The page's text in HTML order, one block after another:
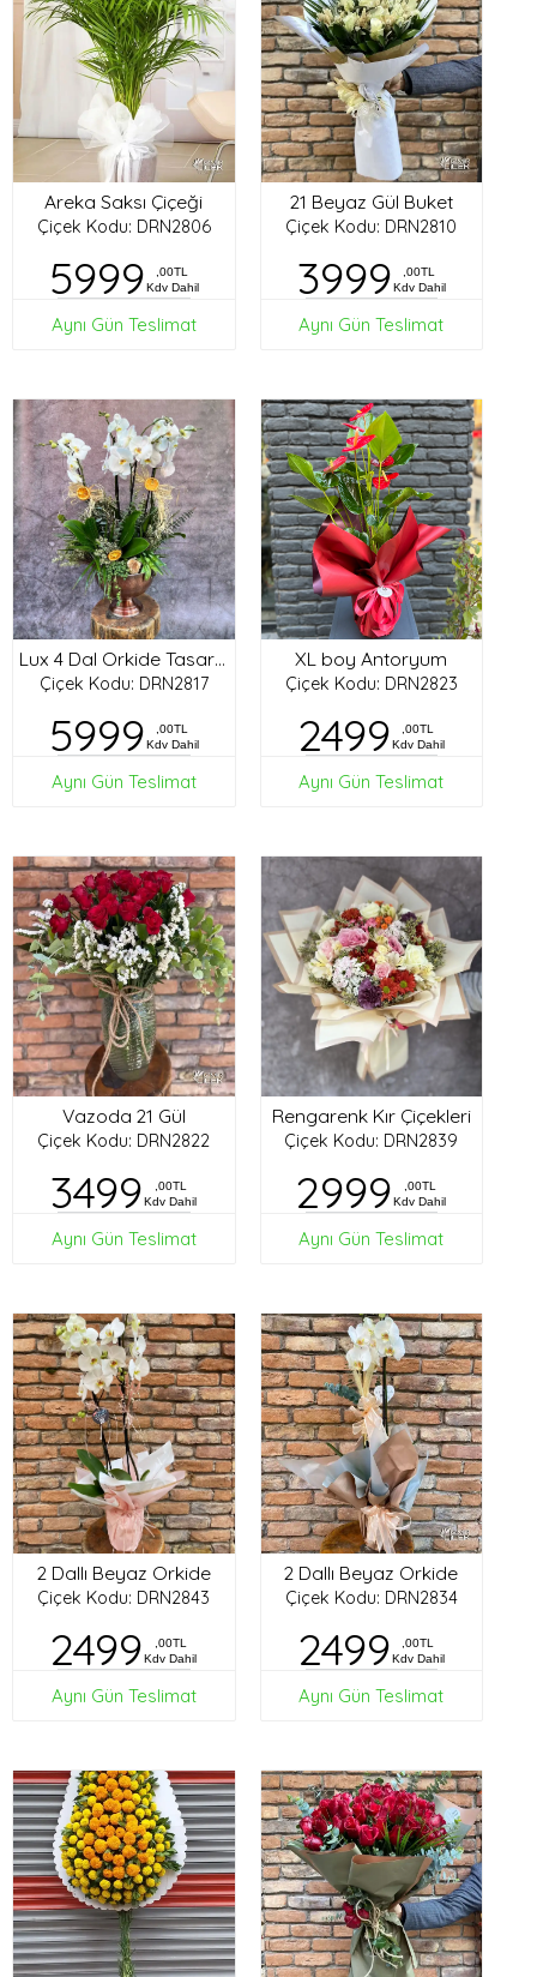
Areka Saksı Çiçeği
Çiçek Kodu: DRN2806
5999
,00TL
Kdv Dahil
Aynı Gün Teslimat
21 Beyaz Gül Buket
Çiçek Kodu: DRN2810
3999
,00TL
Kdv Dahil
Aynı Gün Teslimat
Lux 4 Dal Orkide Tasarım
Çiçek Kodu: DRN2817
5999
,00TL
Kdv Dahil
Aynı Gün Teslimat
XL boy Antoryum
Çiçek Kodu: DRN2823
2499
,00TL
Kdv Dahil
Aynı Gün Teslimat
Vazoda 21 Gül
Çiçek Kodu: DRN2822
3499
,00TL
Kdv Dahil
Aynı Gün Teslimat
Rengarenk Kır Çiçekleri
Çiçek Kodu: DRN2839
2999
,00TL
Kdv Dahil
Aynı Gün Teslimat
2 Dallı Beyaz Orkide
Çiçek Kodu: DRN2843
2499
,00TL
Kdv Dahil
Aynı Gün Teslimat
2 Dallı Beyaz Orkide
Çiçek Kodu: DRN2834
2499
,00TL
Kdv Dahil
Aynı Gün Teslimat